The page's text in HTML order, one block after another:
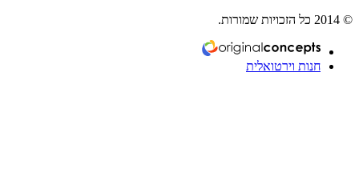
חנות וירטואלית